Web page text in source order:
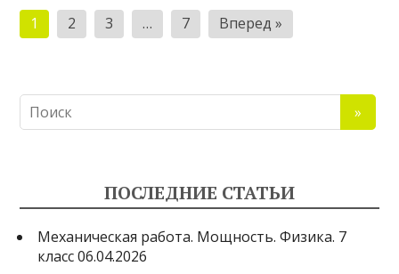
Пагинация
записей
1 2 3 … 7 Вперед »
ПОСЛЕДНИЕ СТАТЬИ
Механическая работа. Мощность. Физика. 7
класс 06.04.2026